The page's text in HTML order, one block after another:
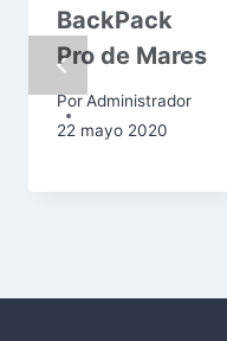
BackPack
Pro de Mares
PorAdministrador
22 mayo 2020